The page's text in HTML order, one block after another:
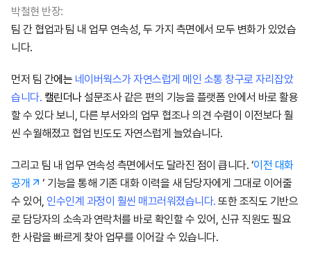
박철현 반장:
팀 간 협업과 팀 내 업무 연속성, 두 가지 측면에서 모두 변화가 있었습
니다.
먼저 팀 간에는 네이버웍스가 자연스럽게 메인 소통 창구로 자리잡았
습니다. 캘린더나설문조사 같은 편의 기능을 플랫폼 안에서 바로 활용
할 수 있다 보니, 다른 부서와의 업무 협조나 의견 수렴이 이전보다 훨
씬 수월해졌고 협업 빈도도 자연스럽게 늘었습니다.
그리고 팀 내 업무 연속성 측면에서도 달라진 점이 큽니다. ‘이전 대화
공개
‘ 기능을 통해 기존 대화 이력을 새 담당자에게 그대로 이어줄
수 있어, 인수인계 과정이 훨씬 매끄러워졌습니다. 또한 조직도 기반으
로 담당자의 소속과 연락처를 바로 확인할 수 있어, 신규 직원도 필요
한 사람을 빠르게 찾아 업무를 이어갈 수 있습니다.